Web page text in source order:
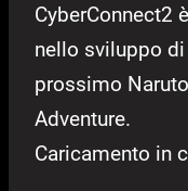
CyberConnect2
nello sviluppo
prossimo
Adventure.
Caricamento in